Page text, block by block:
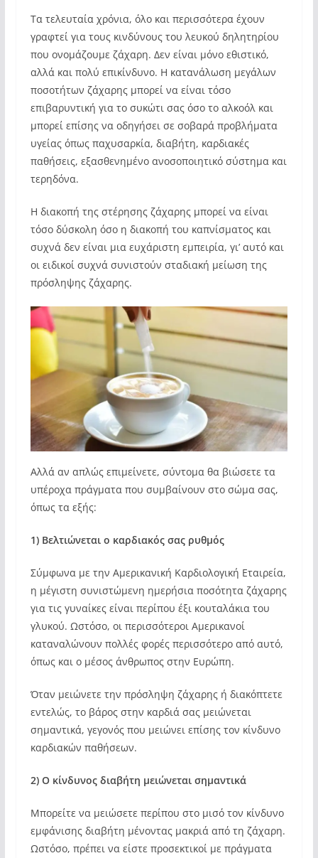
Τα τελευταία χρόνια, όλο και περισσότερα έχουν
γραφτεί για τους κινδύνους του λευκού δηλητηρίου
που ονομάζουμε ζάχαρη. Δεν είναι μόνο εθιστικό,
αλλά και πολύ επικίνδυνο. Η κατανάλωση μεγάλων
ποσοτήτων ζάχαρης μπορεί να είναι τόσο
επιβαρυντική για το συκώτι σας όσο το αλκοόλ και
μπορεί επίσης να οδηγήσει σε σοβαρά προβλήματα
υγείας όπως παχυσαρκία, διαβήτη, καρδιακές
παθήσεις, εξασθενημένο ανοσοποιητικό σύστημα και
τερηδόνα.
Η διακοπή της στέρησης ζάχαρης μπορεί να είναι
τόσο δύσκολη όσο η διακοπή του καπνίσματος και
συχνά δεν είναι μια ευχάριστη εμπειρία, γι’ αυτό και
οι ειδικοί συχνά συνιστούν σταδιακή μείωση της
πρόσληψης ζάχαρης.
Αλλά αν απλώς επιμείνετε, σύντομα θα βιώσετε τα
υπέροχα πράγματα που συμβαίνουν στο σώμα σας,
όπως τα εξής:
1) Βελτιώνεται ο καρδιακός σας ρυθμός
Σύμφωνα με την Αμερικανική Καρδιολογική Εταιρεία,
η μέγιστη συνιστώμενη ημερήσια ποσότητα ζάχαρης
για τις γυναίκες είναι περίπου έξι κουταλάκια του
γλυκού. Ωστόσο, οι περισσότεροι Αμερικανοί
καταναλώνουν πολλές φορές περισσότερο από αυτό,
όπως και ο μέσος άνθρωπος στην Ευρώπη.
Όταν μειώνετε την πρόσληψη ζάχαρης ή διακόπτετε
εντελώς, το βάρος στην καρδιά σας μειώνεται
σημαντικά, γεγονός που μειώνει επίσης τον κίνδυνο
καρδιακών παθήσεων.
2) Ο κίνδυνος διαβήτη μειώνεται σημαντικά
Μπορείτε να μειώσετε περίπου στο μισό τον κίνδυνο
εμφάνισης διαβήτη μένοντας μακριά από τη ζάχαρη.
Ωστόσο, πρέπει να είστε προσεκτικοί με πράγματα